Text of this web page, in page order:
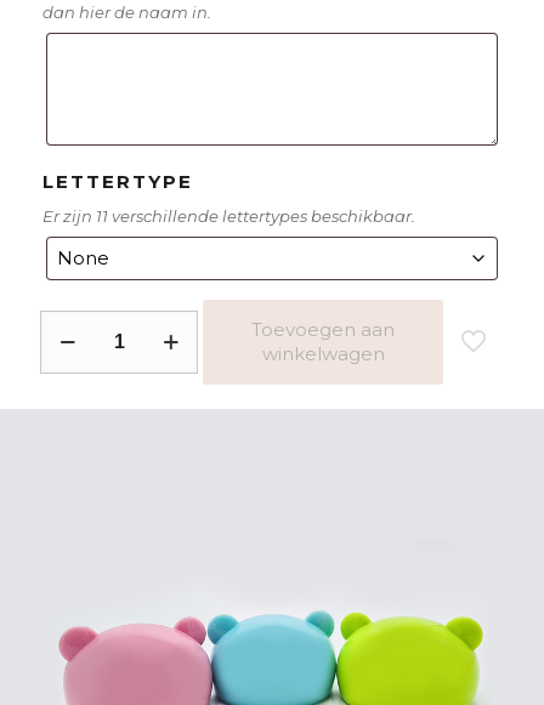
dan hier de naam in.
LETTERTYPE
Er zijn 11 verschillende lettertypes beschikbaar.
Toevoegen aan
winkelwagen